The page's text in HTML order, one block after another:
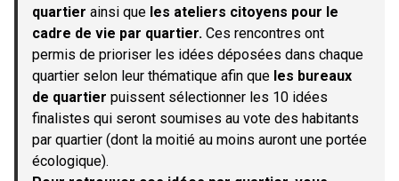
quartier ainsi que les ateliers citoyens pour le
cadre de vie par quartier. Ces rencontres ont
permis de prioriser les idées déposées dans chaque
quartier selon leur thématique afin que les bureaux
de quartier puissent sélectionner les 10 idées
finalistes qui seront soumises au vote des habitants
par quartier (dont la moitié au moins auront une portée
écologique).